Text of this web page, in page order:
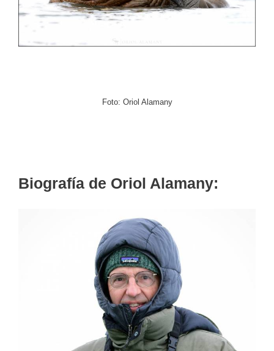
Foto: Oriol Alamany
Biografía de Oriol Alamany: